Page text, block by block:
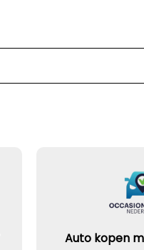
Auto kopen